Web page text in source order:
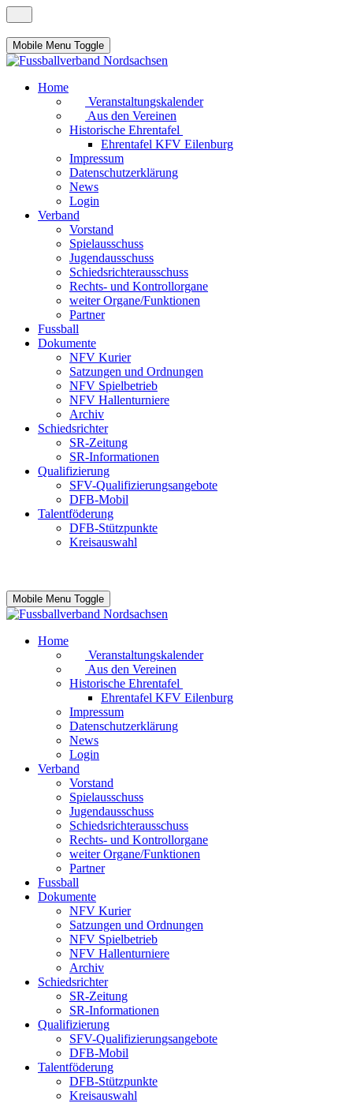
Mobile Menu Toggle
Home
Veranstaltungskalender
Aus den Vereinen
Historische Ehrentafel
Ehrentafel KFV Eilenburg
Impressum
Datenschutzerklärung
News
Login
Verband
Vorstand
Spielausschuss
Jugendausschuss
Schiedsrichterausschuss
Rechts- und Kontrollorgane
weiter Organe/Funktionen
Partner
Fussball
Dokumente
NFV Kurier
Satzungen und Ordnungen
NFV Spielbetrieb
NFV Hallenturniere
Archiv
Schiedsrichter
SR-Zeitung
SR-Informationen
Qualifizierung
SFV-Qualifizierungsangebote
DFB-Mobil
Talentföderung
DFB-Stützpunkte
Kreisauswahl
Mobile Menu Toggle
Home
Veranstaltungskalender
Aus den Vereinen
Historische Ehrentafel
Ehrentafel KFV Eilenburg
Impressum
Datenschutzerklärung
News
Login
Verband
Vorstand
Spielausschuss
Jugendausschuss
Schiedsrichterausschuss
Rechts- und Kontrollorgane
weiter Organe/Funktionen
Partner
Fussball
Dokumente
NFV Kurier
Satzungen und Ordnungen
NFV Spielbetrieb
NFV Hallenturniere
Archiv
Schiedsrichter
SR-Zeitung
SR-Informationen
Qualifizierung
SFV-Qualifizierungsangebote
DFB-Mobil
Talentföderung
DFB-Stützpunkte
Kreisauswahl